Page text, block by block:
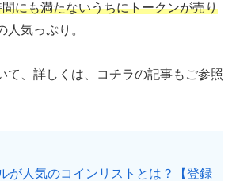
にも満たないうちにトークンが売り
人気っぷり。
て、詳しくは、コチラの記事もご参照
が人気のコインリストとは？【登録